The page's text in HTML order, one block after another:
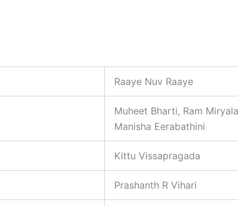
Raaye Nuv Raaye
Muheet Bharti, Ram
Manisha Eerabathini
Kittu Vissapragada
Prashanth R Vihari